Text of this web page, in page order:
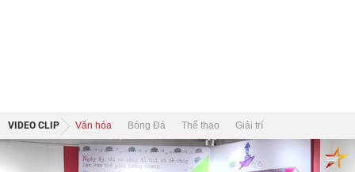
VIDEO CLIP Văn hóa Bóng Đá Thể thao Giải trí